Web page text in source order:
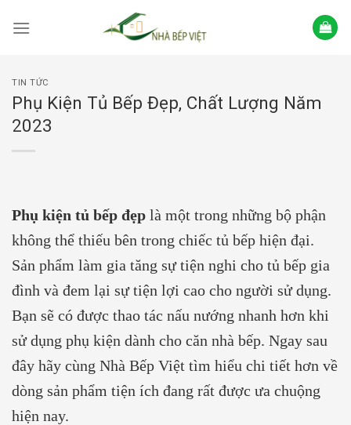
TIN TỨC
Phụ Kiện Tủ Bếp Đẹp, Chất Lượng Năm
2023
Phụ kiện tủ bếp đẹp là một trong những bộ phận
không thể thiếu bên trong chiếc tủ bếp hiện đại.
Sản phẩm làm gia tăng sự tiện nghi cho tủ bếp gia
đình và đem lại sự tiện lợi cao cho người sử dụng.
Bạn sẽ có được thao tác nấu nướng nhanh hơn khi
sử dụng phụ kiện dành cho căn nhà bếp. Ngay sau
đây hãy cùng Nhà Bếp Việt tìm hiểu chi tiết hơn về
dòng sản phẩm tiện ích đang rất được ưa chuộng
hiện nay.